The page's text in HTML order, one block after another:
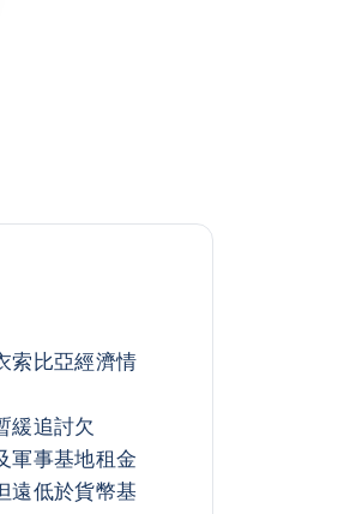
索比亞經濟情
緩追討欠
軍事基地租金
遠低於貨幣基